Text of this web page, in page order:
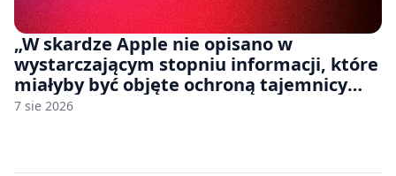
„W skardze Apple nie opisano w
wystarczającym stopniu informacji, które
miałyby być objęte ochroną tajemnicy
handlowej”. OpenAI żąda odrzucenia
7 sie 2026